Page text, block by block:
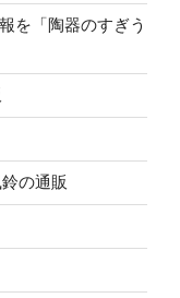
を「陶器のすぎう
の通販